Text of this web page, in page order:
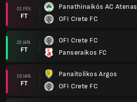
01 FEV.
FT
Panathinaikós AC Atenas
OFI Crete FC
25 JAN.
FT
OFI Crete FC
Panseraikos FC
19 JAN.
FT
Panaitolikos Argos
OFI Crete FC